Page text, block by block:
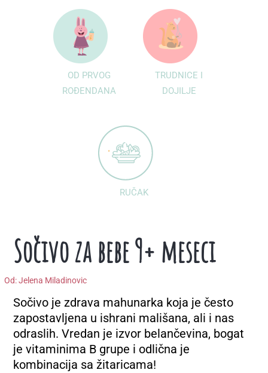
OD PRVOG
ROĐENDANA
TRUDNICE I
DOJILJE
RUČAK
Sočivo za bebe 9+ meseci
Od: Jelena Miladinovic
Sočivo je zdrava mahunarka koja je često
zapostavljena u ishrani mališana, ali i nas
odraslih. Vredan je izvor belančevina, bogat
je vitaminima B grupe i odlična je
kombinacija sa žitaricama!